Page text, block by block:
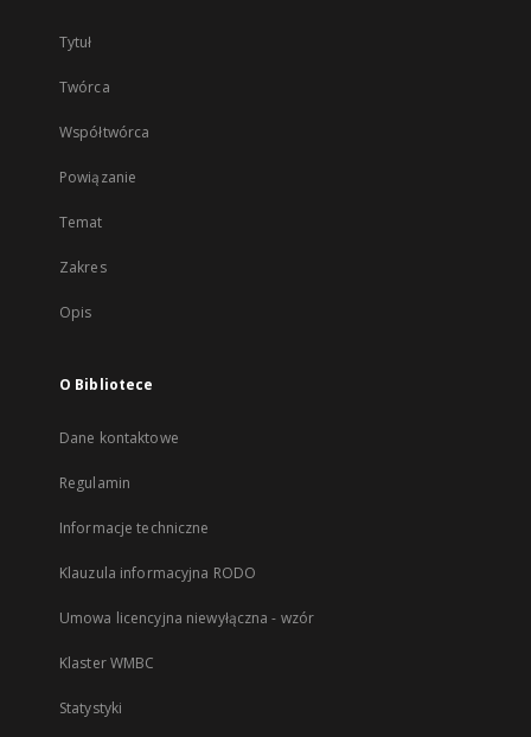
Tytuł
Twórca
Współtwórca
Powiązanie
Temat
Zakres
Opis
O Bibliotece
Dane kontaktowe
Regulamin
Informacje techniczne
Klauzula informacyjna RODO
Umowa licencyjna niewyłączna - wzór
Klaster WMBC
Statystyki